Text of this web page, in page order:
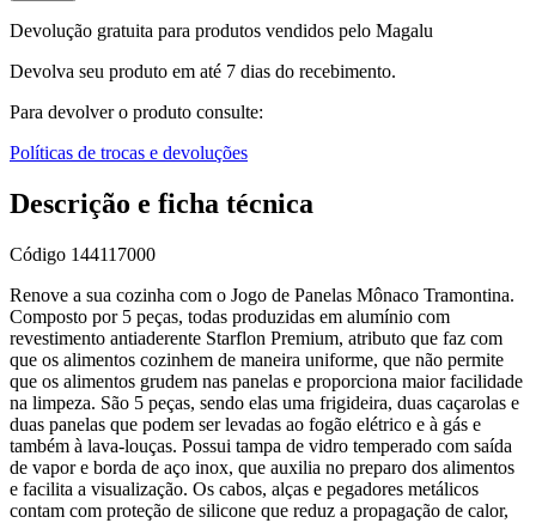
Devolução gratuita para produtos vendidos pelo Magalu
Devolva seu produto em até 7 dias do recebimento.
Para devolver o produto consulte:
Políticas de trocas e devoluções
Descrição e ficha técnica
Código 144117000
Renove a sua cozinha com o Jogo de Panelas Mônaco Tramontina.
Composto por 5 peças, todas produzidas em alumínio com
revestimento antiaderente Starflon Premium, atributo que faz com
que os alimentos cozinhem de maneira uniforme, que não permite
que os alimentos grudem nas panelas e proporciona maior facilidade
na limpeza. São 5 peças, sendo elas uma frigideira, duas caçarolas e
duas panelas que podem ser levadas ao fogão elétrico e à gás e
também à lava-louças. Possui tampa de vidro temperado com saída
de vapor e borda de aço inox, que auxilia no preparo dos alimentos
e facilita a visualização. Os cabos, alças e pegadores metálicos
contam com proteção de silicone que reduz a propagação de calor,